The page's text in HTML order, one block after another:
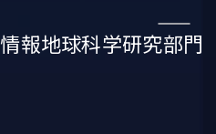
情報地球科学研究部門